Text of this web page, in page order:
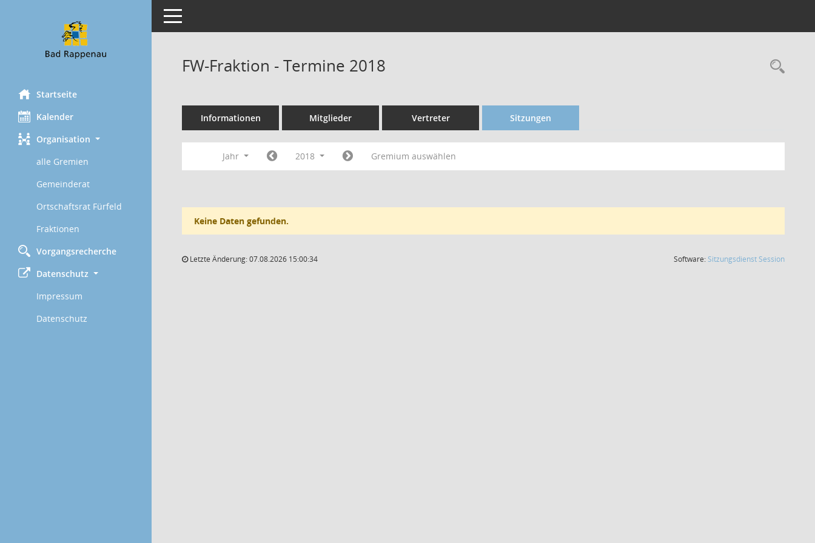
Startseite
Kalender
Organisation
alle Gremien
Gemeinderat
Ortschaftsrat Fürfeld
Fraktionen
Vorgangsrecherche
Datenschutz
Impressum
Datenschutz
Toggle navigation
FW-Fraktion - Termine 2018
Informationen Mitglieder Vertreter Sitzungen
Jahr 2018 Gremium auswählen
Keine Daten gefunden.
Letzte Änderung: 07.08.2026 15:00:34 Software: Sitzungsdienst Session(Wird in